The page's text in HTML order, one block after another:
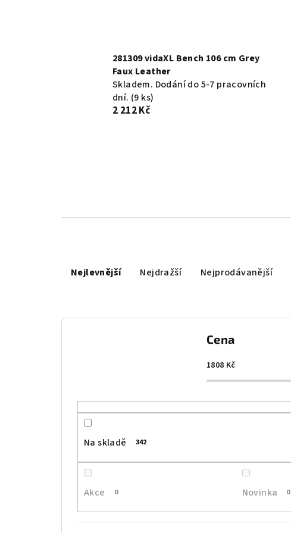
281309 vidaXL Bench 106 cm Grey
Faux Leather
Skladem. Dodání do 5-7 pracovních
dní. (9 ks)
2 212 Kč
a
e
Nejlevnější Nejdražší Nejprodávanější
Cena
1808 Kč
Na skladě 342
Akce 0 Novinka 0